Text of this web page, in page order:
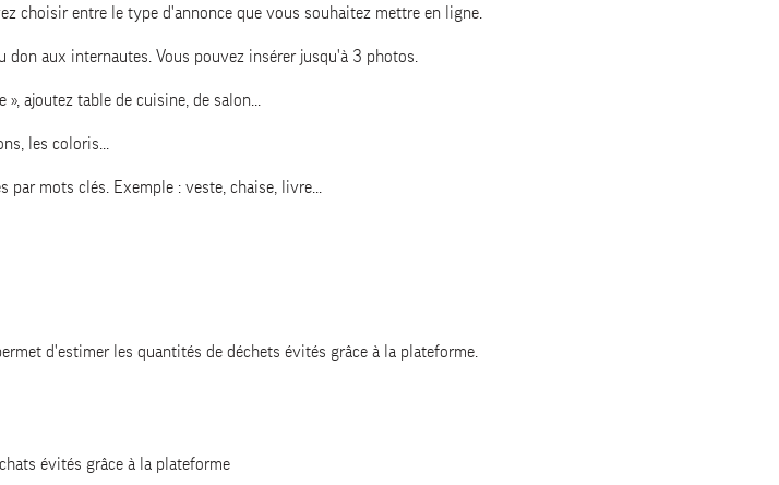
choisir entre le type d'annonce que vous souhaitez mettre en ligne.
aux internautes. Vous pouvez insérer jusqu'à 3 photos.
ajoutez table de cuisine, de salon...
les coloris...
mots clés. Exemple : veste, chaise, livre...
d'estimer les quantités de déchets évités grâce à la plateforme.
évités grâce à la plateforme